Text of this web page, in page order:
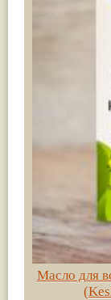
Масло для